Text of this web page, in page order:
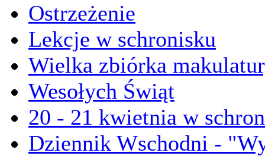
Ostrzeżenie
Lekcje w schronisku
Wielka zbiórka
Wesołych Świąt
20 - 21 kwietnia w
Dziennik Wschodni -